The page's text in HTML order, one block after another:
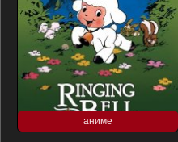
аниме